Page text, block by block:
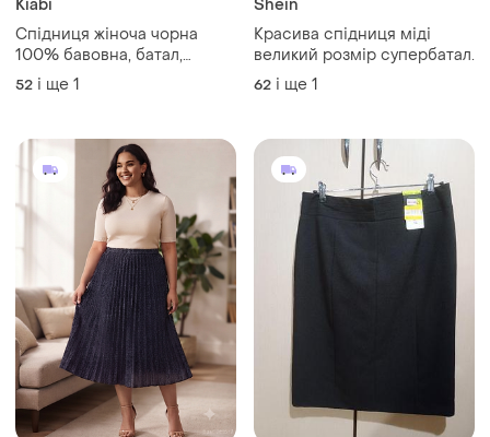
Kiabi
Спідниця жіноча чорна
100% бавовна, батал,
розмір 52-54 (арт1230pr)
52 і ще 1
Shein
Красива спідниця міді
великий розмір супербатал.
62 і ще 1